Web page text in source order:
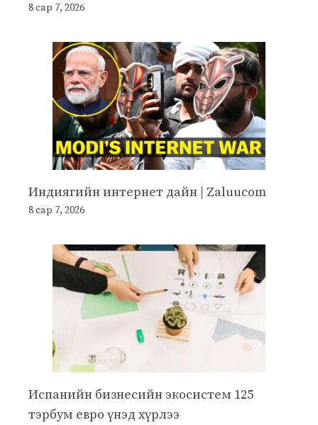
8 сар 7, 2026
Индиягийн интернет дайн | Zaluucom
8 сар 7, 2026
Испанийн бизнесийн экосистем 125
тэрбум евро үнэд хүрлээ